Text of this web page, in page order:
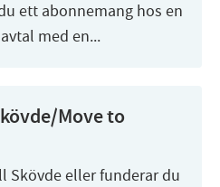
ett abonnemang hos en
med en...
Move to
Skövde eller funderar du